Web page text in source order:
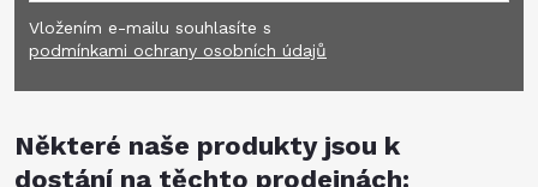
Vložením e-mailu souhlasíte s
podmínkami ochrany osobních údajů
Některé naše produkty jsou k
dostání na těchto prodejnách: